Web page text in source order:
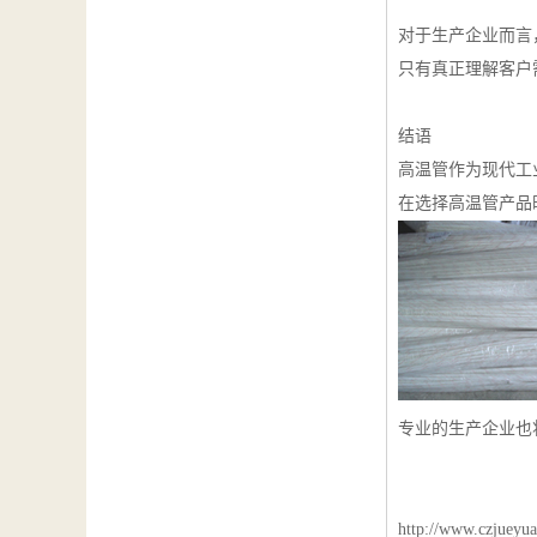
对于生产企业而
只有真正理解客
结语
高温管作为现代
在选择高温管产
专业的生产企业
http://